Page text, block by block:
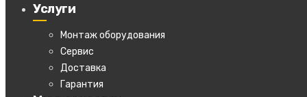
Услуги
Монтаж оборудования
Сервис
Доставка
Гарантия